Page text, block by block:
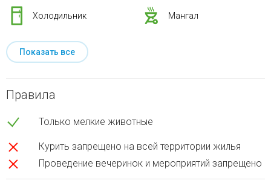
Холодильник Мангал
Показать все
Правила
Только мелкие животные
Курить запрещено на всей территории жилья
Проведение вечеринок и мероприятий запрещено